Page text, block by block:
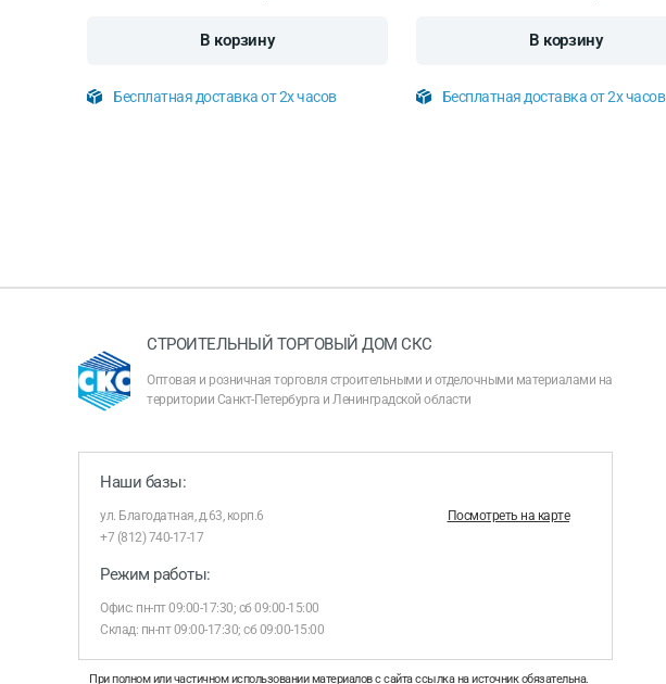
В корзину
Бесплатная доставка от 2х часов
В корзину
Бесплатная доставка от 2х часов
СТРОИТЕЛЬНЫЙ ТОРГОВЫЙ ДОМ СКС
Оптовая и розничная торговля строительными и отделочными материалами на
территории Санкт-Петербурга и Ленинградской области
Наши базы:
ул. Благодатная, д.63, корп.6
Посмотреть на карте
+7 (812) 740-17-17
Режим работы:
Офис: пн-пт 09:00-17:30; сб 09:00-15:00
Склад: пн-пт 09:00-17:30; сб 09:00-15:00
При полном или частичном использовании материалов с сайта ссылка на источник обязательна.